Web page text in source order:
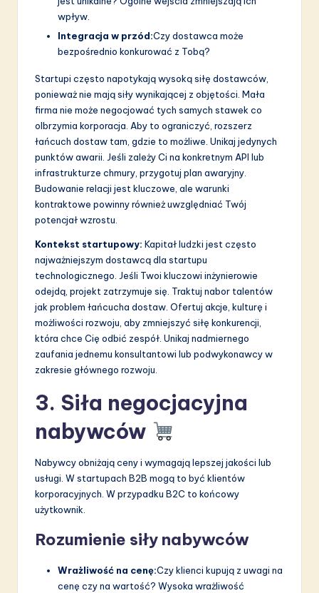
wpływ.
Integracja w przód:Czy dostawca może
bezpośrednio konkurować z Tobą?
Startupi często napotykają wysoką siłę dostawców,
ponieważ nie mają siły wynikającej z objętości. Mała
firma nie może negocjować tych samych stawek co
olbrzymia korporacja. Aby to ograniczyć, rozszerz
łańcuch dostaw tam, gdzie to możliwe. Unikaj jedynych
punktów awarii. Jeśli zależy Ci na konkretnym API lub
infrastrukturze chmury, przygotuj plan awaryjny.
Budowanie relacji jest kluczowe, ale warunki
kontraktowe powinny również uwzględniać Twój
potencjał wzrostu.
Kontekst startupowy: Kapitał ludzki jest często
najważniejszym dostawcą dla startupu
technologicznego. Jeśli Twoi kluczowi inżynierowie
odejdą, projekt zatrzymuje się. Traktuj nabor talentów
jak problem łańcucha dostaw. Ofertuj akcje, kulturę i
możliwości rozwoju, aby zmniejszyć siłę konkurencji,
która chce Cię odbić zespół. Unikaj nadmiernego
zaufania jednemu konsultantowi lub podwykonawcy w
zakresie głównego rozwoju.
3. Siła negocjacyjna
nabywców
Nabywcy obniżają ceny i wymagają lepszej jakości lub
usługi. W startupach B2B mogą to być klientów
korporacyjnych. W przypadku B2C to końcowy
użytkownik.
Rozumienie siły nabywców
Wrażliwość na cenę:Czy klienci kupują z uwagi na
cenę czy na wartość? Wysoka wrażliwość